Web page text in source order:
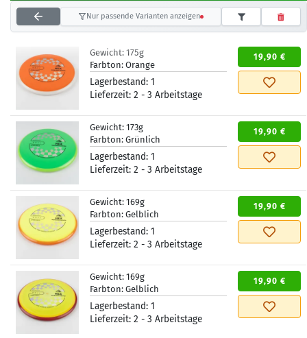
Nur passende Varianten anzeigen
Gewicht: 175g
Farbton: Orange
Lagerbestand: 1
Lieferzeit: 2 - 3 Arbeitstage
19,90 €
Gewicht: 173g
Farbton: Grünlich
Lagerbestand: 1
Lieferzeit: 2 - 3 Arbeitstage
19,90 €
Gewicht: 169g
Farbton: Gelblich
Lagerbestand: 1
Lieferzeit: 2 - 3 Arbeitstage
19,90 €
Gewicht: 169g
Farbton: Gelblich
Lagerbestand: 1
Lieferzeit: 2 - 3 Arbeitstage
19,90 €